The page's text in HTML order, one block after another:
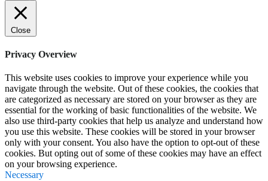
Close
Privacy Overview
This website uses cookies to improve your experience while you
navigate through the website. Out of these cookies, the cookies that
are categorized as necessary are stored on your browser as they are
essential for the working of basic functionalities of the website. We
also use third-party cookies that help us analyze and understand how
you use this website. These cookies will be stored in your browser
only with your consent. You also have the option to opt-out of these
cookies. But opting out of some of these cookies may have an effect
on your browsing experience.
Necessary